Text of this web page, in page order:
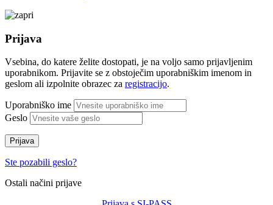
Prijava
Vsebina, do katere želite dostopati, je na voljo samo prijavljenim
uporabnikom. Prijavite se z obstoječim uporabniškim imenom in
geslom ali izpolnite obrazec za registracijo.
Uporabniško ime
Geslo
Prijava
Ste pozabili geslo?
Ostali načini prijave